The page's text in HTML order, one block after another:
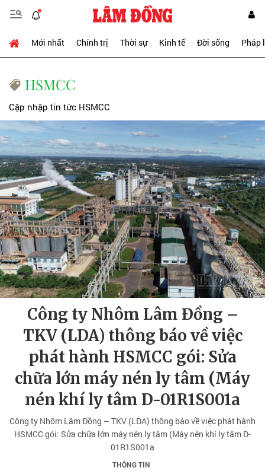
Mới nhất Chính trị Thời sự Kinh tế Đời sống Pháp
HSMCC
Cập nhập tin tức HSMCC
Công ty Nhôm Lâm Đồng –
TKV (LDA) thông báo về việc
phát hành HSMCC gói: Sửa
chữa lớn máy nén ly tâm (Máy
nén khí ly tâm D-01R1S001a
Công ty Nhôm Lâm Đồng – TKV (LDA) thông báo về việc phát hành
HSMCC gói: Sửa chữa lớn máy nén ly tâm (Máy nén khí ly tâm D-
01R1S001a
THÔNG TIN